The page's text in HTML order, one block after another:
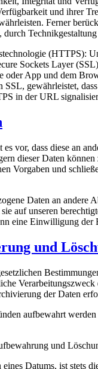
und ihrer
Ferner
(HTTPS):
Sockets Layer
App und dem
gewährleistet,
in der URL
vor, dass diese an
dieser Daten
Vorgaben und
Daten an
auf unseren
eine Einwilligung
und
der Daten
aufbewahrt
und
Datums, ist stets